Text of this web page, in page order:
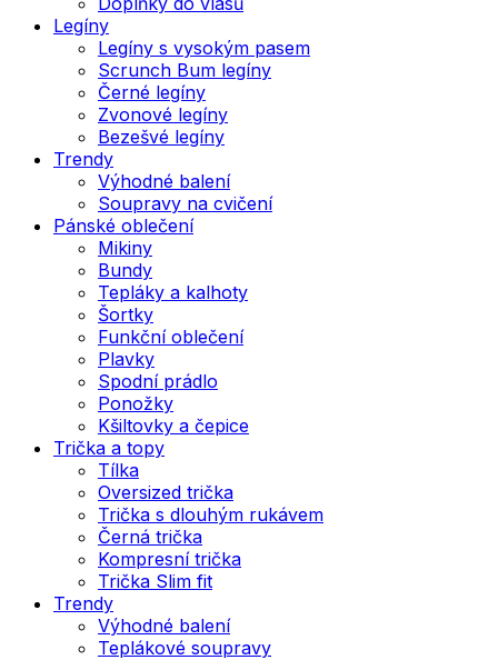
Legíny
Legíny s vysokým pasem
Scrunch Bum legíny
Černé legíny
Zvonové legíny
Bezešvé legíny
Trendy
Výhodné balení
Soupravy na cvičení
Pánské oblečení
Mikiny
Bundy
Tepláky a kalhoty
Šortky
Funkční oblečení
Plavky
Spodní prádlo
Ponožky
Kšiltovky a čepice
Trička a topy
Tílka
Oversized trička
Trička s dlouhým rukávem
Černá trička
Kompresní trička
Trička Slim fit
Trendy
Výhodné balení
Teplákové soupravy